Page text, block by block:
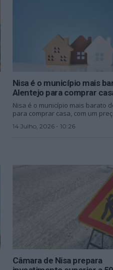
Nisa é o município mais
Alentejo para comprar
Nisa é o município mais barato
para comprar casa, com um
14 Julho, 2026 - 10:26
Câmara de Nisa prepara